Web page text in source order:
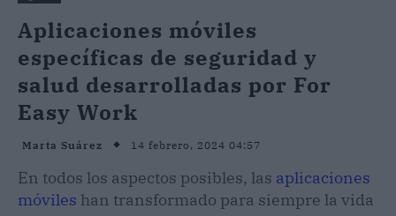
Aplicaciones móviles
específicas de seguridad y
salud desarrolladas por For
Easy Work
Marta Suárez 14 febrero, 2024 04:57
En todos los aspectos posibles, las aplicaciones
móviles han transformado para siempre la vida